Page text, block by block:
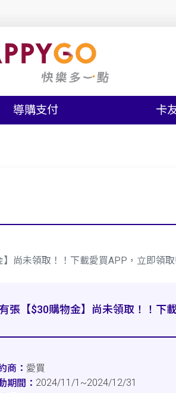
導購支付 卡
尚未領取！！下載愛買APP，立即領取!
張【$30購物金】尚未領取！！下
愛買
2024/11/1~2024/12/31